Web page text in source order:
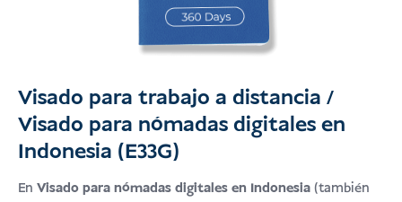
Visado para trabajo a distancia /
Visado para nómadas digitales en
Indonesia (E33G)
En Visado para nómadas digitales en Indonesia (también
Dona a JAAN
y ayudar a todo tipo de animales
USD Doña